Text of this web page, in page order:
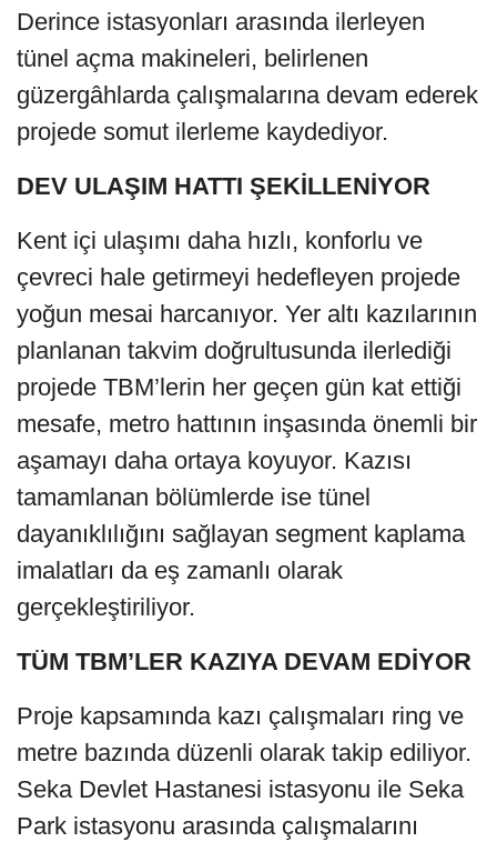
Derince istasyonları arasında ilerleyen
tünel açma makineleri, belirlenen
güzergâhlarda çalışmalarına devam ederek
projede somut ilerleme kaydediyor.
DEV ULAŞIM HATTI ŞEKİLLENİYOR
Kent içi ulaşımı daha hızlı, konforlu ve
çevreci hale getirmeyi hedefleyen projede
yoğun mesai harcanıyor. Yer altı kazılarının
planlanan takvim doğrultusunda ilerlediği
projede TBM’lerin her geçen gün kat ettiği
mesafe, metro hattının inşasında önemli bir
aşamayı daha ortaya koyuyor. Kazısı
tamamlanan bölümlerde ise tünel
dayanıklılığını sağlayan segment kaplama
imalatları da eş zamanlı olarak
gerçekleştiriliyor.
TÜM TBM’LER KAZIYA DEVAM EDİYOR
Proje kapsamında kazı çalışmaları ring ve
metre bazında düzenli olarak takip ediliyor.
Seka Devlet Hastanesi istasyonu ile Seka
Park istasyonu arasında çalışmalarını